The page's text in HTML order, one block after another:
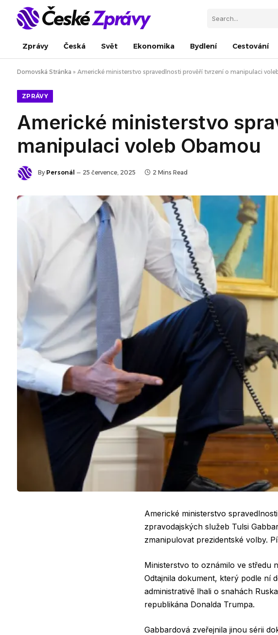
Zprávy Česká Svět Ekonomika Bydlení Cestování
Domovská Stránka » Americké ministerstvo spravedlnosti prověří tvrzení o manipulaci
ZPRÁVY
Americké ministerstvo
manipulaci voleb Obamou
By Personál 25 července, 2025 2 Mins Read
Americké ministerstvo
zpravodajských služeb Tulsi
zmanipulovat prezidentské volby.
Ministerstvo to oznámilo ve středu
Odtajnila dokument, který podle ní
administrativě lhali o snahách
republikána Donalda Trumpa.
Gabbardová zveřejnila jinou sérii